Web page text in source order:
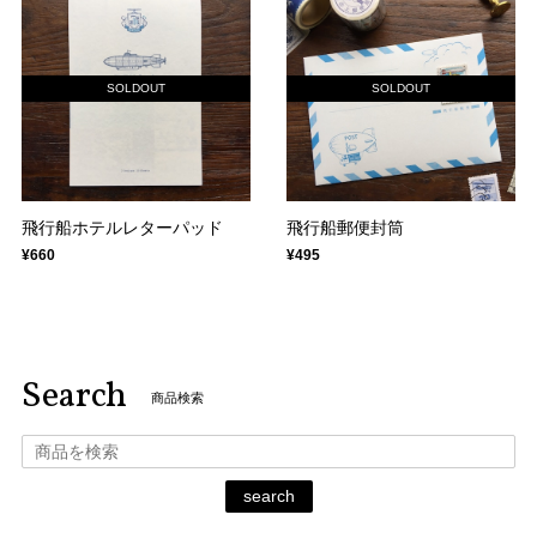
SOLDOUT
飛行船ホテルレターパッド
¥660
SOLDOUT
飛行船郵便封筒
¥495
Search 商品検索
search